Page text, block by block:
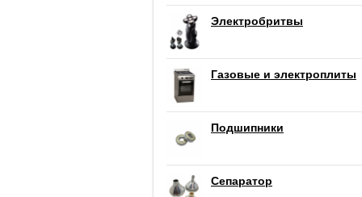
Электробритвы
Газовые и электроплиты
Подшипники
Сепаратор